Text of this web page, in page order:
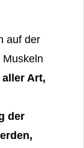
auf der
Art,
der